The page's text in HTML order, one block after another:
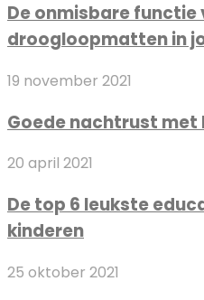
je
niet
missen
functie
van
in
interieur
De onmisbare functie
droogloopmatten in
Goede
met
juiste
matras
19 november 2021
Goede nachtrust
De
6
leukste
spelletjes
20 april 2021
De top 6 leukste
kinderen
De
25 oktober 2021